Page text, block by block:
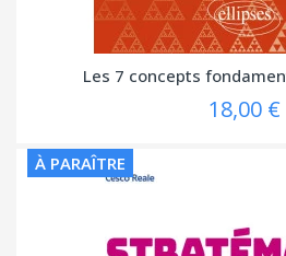
Les 7 concepts
18,00 €
À PARAÎTRE